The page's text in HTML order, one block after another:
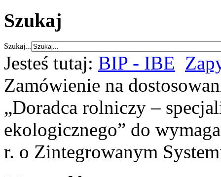
Szukaj
Szukaj...
Jesteś tutaj: BIP - IBE
Zamówienie na
„Doradca rolniczy –
ekologicznego” do
r. o Zintegrowanym